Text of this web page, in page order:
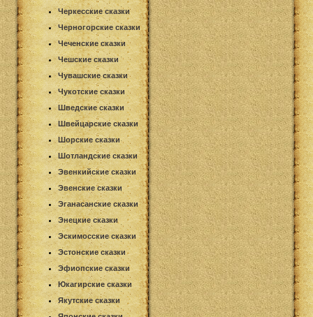
Черкесские сказки
Черногорские сказки
Чеченские сказки
Чешские сказки
Чувашские сказки
Чукотские сказки
Шведские сказки
Швейцарские сказки
Шорские сказки
Шотландские сказки
Эвенкийские сказки
Эвенские сказки
Эганасанские сказки
Энецкие сказки
Эскимосские сказки
Эстонские сказки
Эфиопские сказки
Юкагирские сказки
Якутские сказки